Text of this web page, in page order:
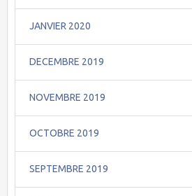
JANVIER 2020
DECEMBRE 2019
NOVEMBRE 2019
OCTOBRE 2019
SEPTEMBRE 2019